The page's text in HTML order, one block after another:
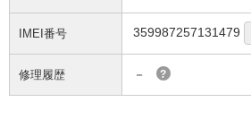
IMEI番号 359987257131479
修理履歴 － ?